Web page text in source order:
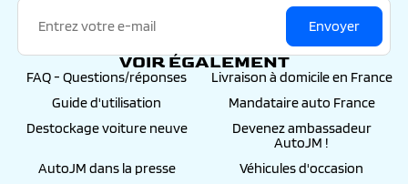
Envoyer
VOIR ÉGALEMENT
FAQ - Questions/réponses
Livraison à domicile en France
Guide d'utilisation
Mandataire auto France
Destockage voiture neuve
Devenez ambassadeur
AutoJM !
AutoJM dans la presse
Véhicules d'occasion